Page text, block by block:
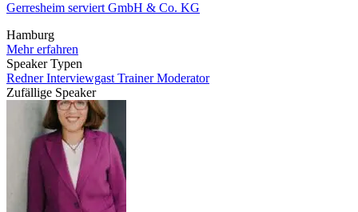
Gerresheim serviert GmbH & Co. KG
Hamburg
Mehr erfahren
Speaker Typen
RednerInterviewgast TrainerModerator
Zufällige Speaker